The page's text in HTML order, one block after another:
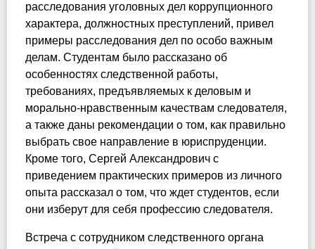
расследования уголовных дел коррупционного
характера, должностных преступлений, привел
примеры расследования дел по особо важным
делам. Студентам было рассказано об
особенностях следственной работы,
требованиях, предъявляемых к деловым и
морально-нравственным качествам следователя,
а также даны рекомендации о том, как правильно
выбрать свое направление в юриспруденции.
Кроме того, Сергей Александрович с
приведением практических примеров из личного
опыта рассказал о том, что ждет студентов, если
они изберут для себя профессию следователя.
Встреча с сотрудником следственного органа